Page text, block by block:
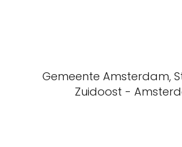
Gemeente Amsterdam,
Zuidoost -